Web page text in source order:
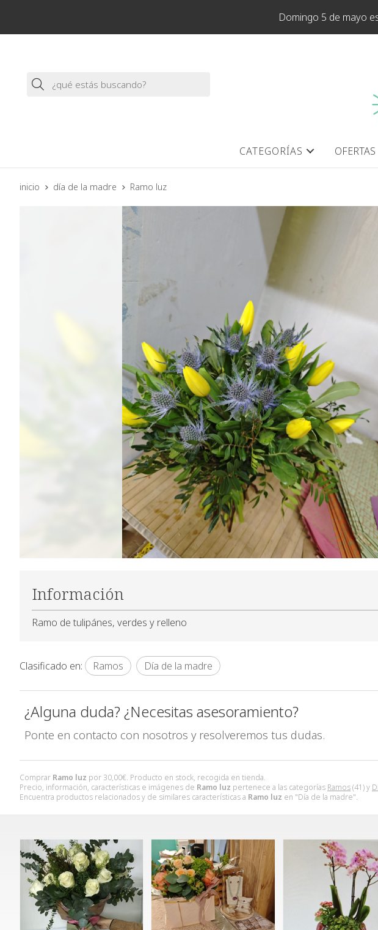
Domingo 5 de mayo
Buscar
CATEGORÍAS OFERTAS
inicio día de la madre Ramo luz
Comprar Ramo luz por 30,00€. Producto en stock, recogida en tienda.
Precio, información, características e imágenes de Ramo luz pertenece a las categorías Ramos(41) y
Encuentra productos relacionados y de similares características a Ramo luz en "Día de la madre".
Información
Ramo de tulipánes, verdes y relleno
Clasificado en: Ramos Día de la madre
¿Alguna duda? ¿Necesitas asesoramiento?
Ponte en contacto con nosotros y resolveremos tus dudas.